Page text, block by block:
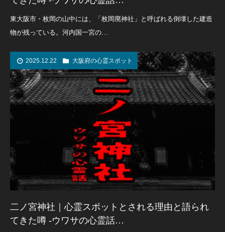
東大阪市・枚岡の山中には、「枚岡廃神社」と呼ばれる倒壊した建造
物が残っている。河内国一宮の…
2025.12.22 大阪府の心霊スポット
二ノ宮神社｜心霊スポットとされる理由と語られ
てきた噂 -ウワサの心霊話…